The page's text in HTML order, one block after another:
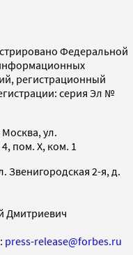
Федеральной
регистрационный
серия Эл №
ул.
пом. X, ком. 1
Звенигородская 2-я, д.
Дмитриевич
press-release@forbes.ru